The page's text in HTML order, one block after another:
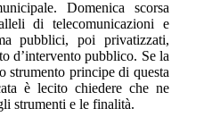
Domenica scorsa
di telecomunicazioni e
pubblici, poi privatizzati,
d’intervento pubblico. Se la
strumento principe di questa
è lecito chiedere che ne
strumenti e le finalità.